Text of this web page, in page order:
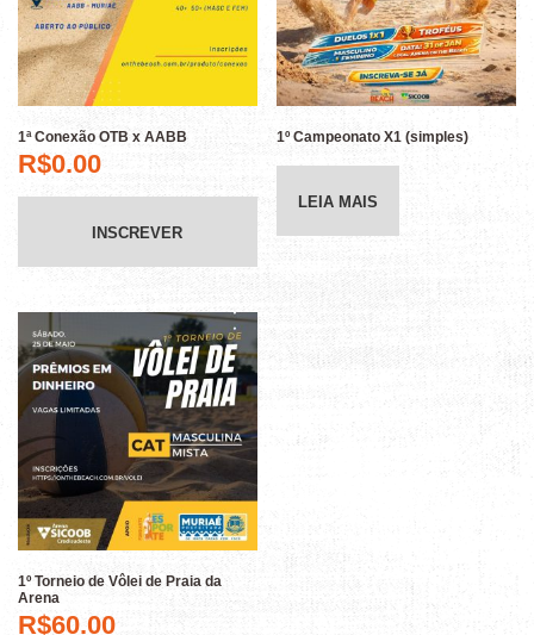
1ª Conexão OTB x AABB
R$0.00
INSCREVER
1º Campeonato X1 (simples)
LEIA MAIS
1º Torneio de Vôlei de Praia da
Arena
R$60.00